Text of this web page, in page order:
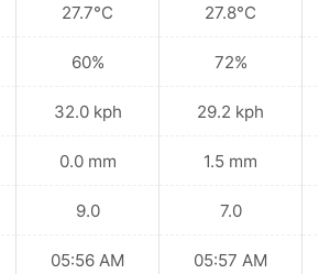
27.7°C
60%
32.0 kph
0.0 mm
9.0
05:56 AM
27.8°C
72%
29.2 kph
1.5 mm
7.0
05:57 AM